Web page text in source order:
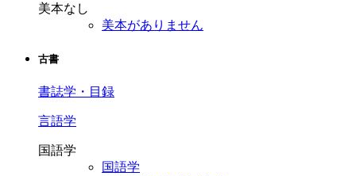
美本なし
美本がありません
古書
書誌学・目録
言語学
国語学
国語学